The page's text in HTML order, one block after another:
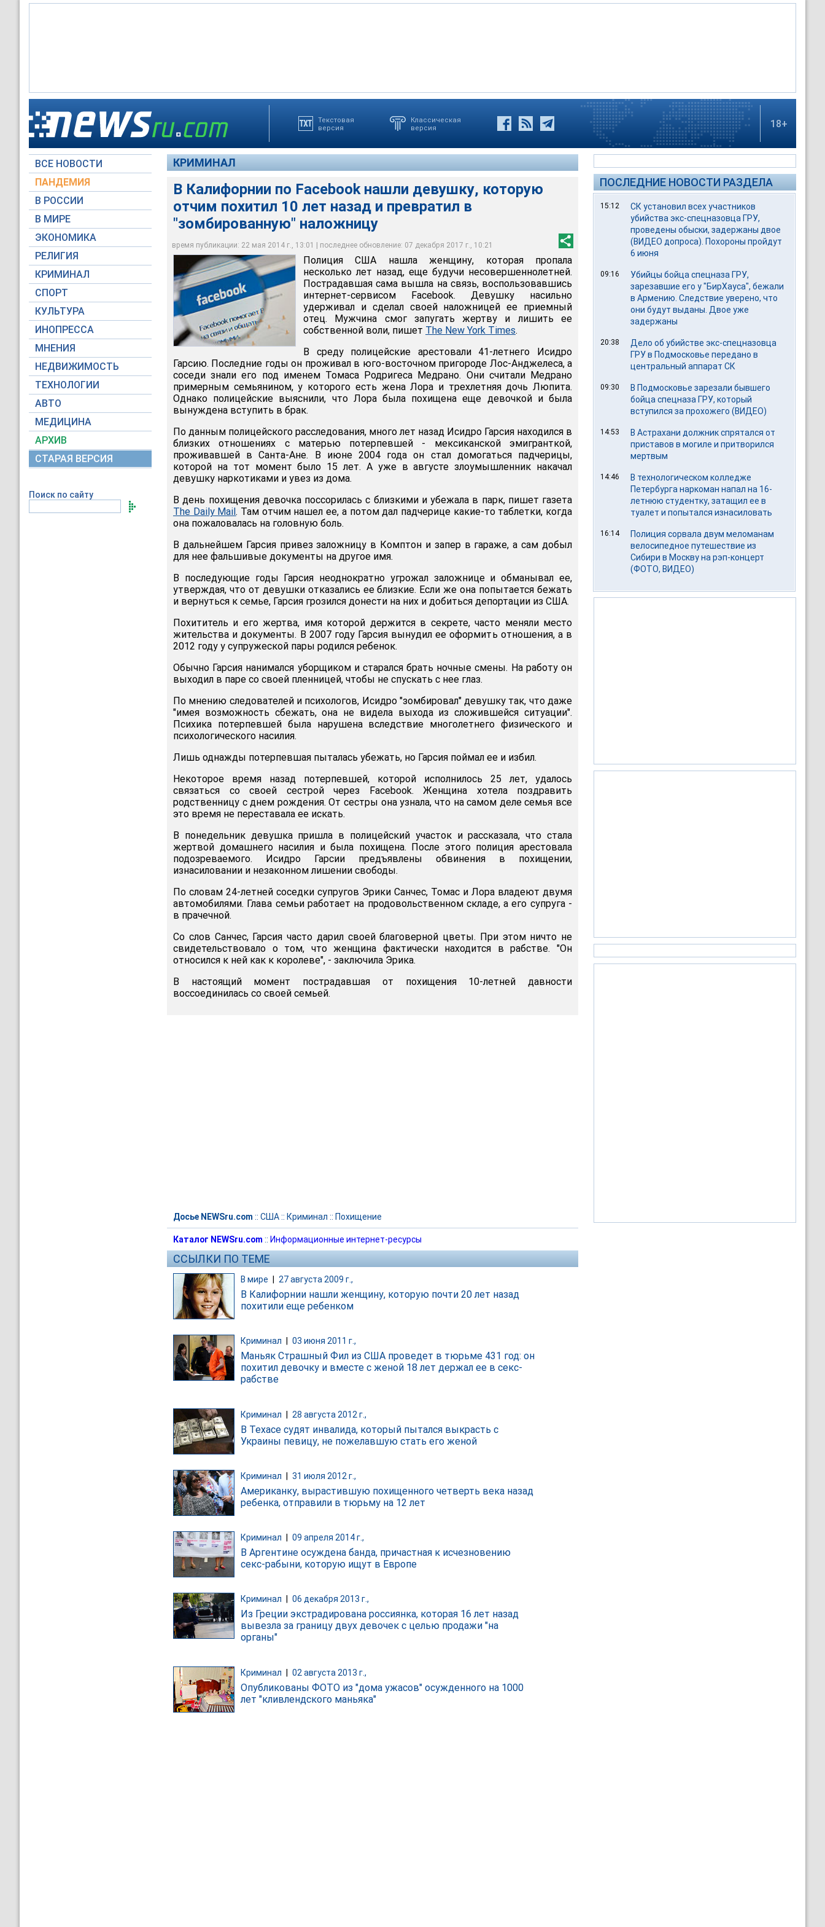
Текстовая
версия
Классическая
версия
18+
ВСЕ НОВОСТИ
ПАНДЕМИЯ
В РОССИИ
В МИРЕ
ЭКОНОМИКА
РЕЛИГИЯ
КРИМИНАЛ
СПОРТ
КУЛЬТУРА
ИНОПРЕССА
МНЕНИЯ
НЕДВИЖИМОСТЬ
ТЕХНОЛОГИИ
АВТО
МЕДИЦИНА
АРХИВ
СТАРАЯ ВЕРСИЯ
Поиск по сайту
КРИМИНАЛ
В Калифорнии по Facebook нашли девушку, которую
отчим похитил 10 лет назад и превратил в
"зомбированную" наложницу
время публикации: 22 мая 2014 г., 13:01 | последнее обновление: 07 декабря 2017 г., 10:21
В Калифорнии по Facebook нашли девушку, которую отчим похитил 10 лет назад и
превратил в "зомбированную" наложницу
Moscow-Live.ru
Полиция США нашла женщину, которая пропала
несколько лет назад, еще будучи несовершеннолетней.
Пострадавшая сама вышла на связь, воспользовавшись
интернет-сервисом Facebook. Девушку насильно
удерживал и сделал своей наложницей ее приемный
отец. Мужчина смог запугать жертву и лишить ее
собственной воли, пишет The New York Times.
В среду полицейские арестовали 41-летнего Исидро
Гарсию. Последние годы он проживал в юго-восточном пригороде Лос-Анджелеса, а
соседи знали его под именем Томаса Родригеса Медрано. Они считали Медрано
примерным семьянином, у которого есть жена Лора и трехлетняя дочь Люпита.
Однако полицейские выяснили, что Лора была похищена еще девочкой и была
вынуждена вступить в брак.
По данным полицейского расследования, много лет назад Исидро Гарсия находился в
близких отношениях с матерью потерпевшей - мексиканской эмигранткой,
проживавшей в Санта-Ане. В июне 2004 года он стал домогаться падчерицы,
которой на тот момент было 15 лет. А уже в августе злоумышленник накачал
девушку наркотиками и увез из дома.
В день похищения девочка поссорилась с близкими и убежала в парк, пишет газета
The Daily Mail. Там отчим нашел ее, а потом дал падчерице какие-то таблетки, когда
она пожаловалась на головную боль.
В дальнейшем Гарсия привез заложницу в Комптон и запер в гараже, а сам добыл
для нее фальшивые документы на другое имя.
В последующие годы Гарсия неоднократно угрожал заложнице и обманывал ее,
утверждая, что от девушки отказались ее близкие. Если же она попытается бежать
и вернуться к семье, Гарсия грозился донести на них и добиться депортации из США.
Похититель и его жертва, имя которой держится в секрете, часто меняли место
жительства и документы. В 2007 году Гарсия вынудил ее оформить отношения, а в
2012 году у супружеской пары родился ребенок.
Обычно Гарсия нанимался уборщиком и старался брать ночные смены. На работу он
выходил в паре со своей пленницей, чтобы не спускать с нее глаз.
По мнению следователей и психологов, Исидро "зомбировал" девушку так, что даже
"имея возможность сбежать, она не видела выхода из сложившейся ситуации".
Психика потерпевшей была нарушена вследствие многолетнего физического и
психологического насилия.
Лишь однажды потерпевшая пыталась убежать, но Гарсия поймал ее и избил.
Некоторое время назад потерпевшей, которой исполнилось 25 лет, удалось
связаться со своей сестрой через Facebook. Женщина хотела поздравить
родственницу с днем рождения. От сестры она узнала, что на самом деле семья все
это время не переставала ее искать.
В понедельник девушка пришла в полицейский участок и рассказала, что стала
жертвой домашнего насилия и была похищена. После этого полиция арестовала
подозреваемого. Исидро Гарсии предъявлены обвинения в похищении,
изнасиловании и незаконном лишении свободы.
По словам 24-летней соседки супругов Эрики Санчес, Томас и Лора владеют двумя
автомобилями. Глава семьи работает на продовольственном складе, а его супруга -
в прачечной.
Со слов Санчес, Гарсия часто дарил своей благоверной цветы. При этом ничто не
свидетельствовало о том, что женщина фактически находится в рабстве. "Он
относился к ней как к королеве", - заключила Эрика.
В настоящий момент пострадавшая от похищения 10-летней давности
воссоединилась со своей семьей.
Досье NEWSru.com :: США:: Криминал :: Похищение
Каталог NEWSru.com :: Информационные интернет-ресурсы
ССЫЛКИ ПО ТЕМЕ
В мире 27 августа 2009 г.,
В Калифорнии нашли женщину, которую почти 20 лет назад
похитили еще ребенком
Криминал 03 июня 2011 г.,
Маньяк Страшный Фил из США проведет в тюрьме 431 год: он
похитил девочку и вместе с женой 18 лет держал ее в секс-
рабстве
Криминал | 28 августа 2012 г.,
В Техасе судят инвалида, который пытался выкрасть с
Украины певицу, не пожелавшую стать его женой
Криминал 31 июля 2012 г.,
Американку, вырастившую похищенного четверть века назад
ребенка, отправили в тюрьму на 12 лет
Криминал 09 апреля 2014 г.,
В Аргентине осуждена банда, причастная к исчезновению
секс-рабыни, которую ищут в Европе
Криминал 06 декабря 2013 г.,
Из Греции экстрадирована россиянка, которая 16 лет назад
вывезла за границу двух девочек с целью продажи "на
органы"
Криминал | 02 августа 2013 г.,
Опубликованы ФОТО из "дома ужасов" осужденного на 1000
лет "кливлендского маньяка"
ПОСЛЕДНИЕ НОВОСТИ РАЗДЕЛА
15:12
СК установил всех участников
убийства экс-спецназовца ГРУ,
проведены обыски, задержаны двое
(ВИДЕО допроса). Похороны пройдут
6 июня
09:16
Убийцы бойца спецназа ГРУ,
зарезавшие его у "БирХауса", бежали
в Армению. Следствие уверено, что
они будут выданы. Двое уже
задержаны
20:38
Дело об убийстве экс-спецназовца
ГРУ в Подмосковье передано в
центральный аппарат СК
09:30
В Подмосковье зарезали бывшего
бойца спецназа ГРУ, который
вступился за прохожего (ВИДЕО)
14:53
В Астрахани должник спрятался от
приставов в могиле и притворился
мертвым
14:46
В технологическом колледже
Петербурга наркоман напал на 16-
летнюю студентку, затащил ее в
туалет и попытался изнасиловать
16:14
Полиция сорвала двум меломанам
велосипедное путешествие из
Сибири в Москву на рэп-концерт
(ФОТО, ВИДЕО)